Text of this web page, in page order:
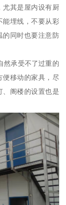
尤其是屋内设有厨
能埋线，不要从彩
的同时也要注意防
然承受不了过重的
便移动的家具，尽
、阁楼的设置也是